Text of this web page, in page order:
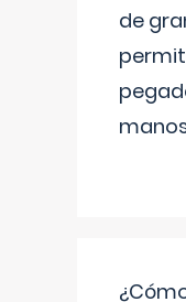
de